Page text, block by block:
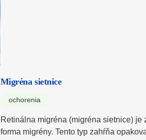
Migréna sietnice
ochorenia
Retinálna migréna (migréna sietnice) je
forma migrény. Tento typ zahŕňa